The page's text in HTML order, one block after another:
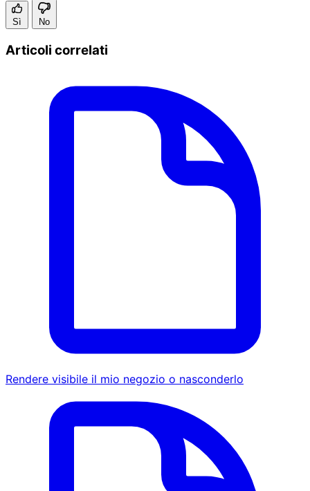
Sì No
Articoli correlati
Rendere visibile il mio negozio o nasconderlo